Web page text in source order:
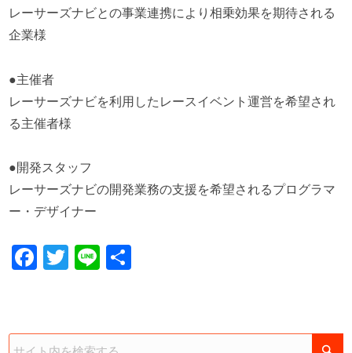
レーサーズナビとの事業連携により相乗効果を期待される
企業様
●主催者
レーサーズナビを利用したレースイベント運営を希望され
る主催者様
●開発スタッフ
レーサーズナビの開発業務の支援を希望されるプログラマ
ー・デザイナー
Facebook
Twitter
Line